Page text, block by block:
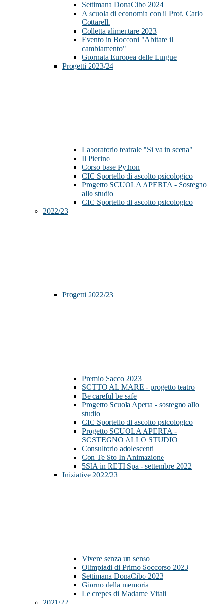
Settimana DonaCibo 2024
A scuola di economia con il Prof. Carlo
Cottarelli
Colletta alimentare 2023
Evento in Bocconi "Abitare il
cambiamento"
Giornata Europea delle Lingue
Progetti 2023/24
Laboratorio teatrale "Si va in scena"
Il Pierino
Corso base Python
CIC Sportello di ascolto psicologico
Progetto SCUOLA APERTA - Sostegno
allo studio
CIC Sportello di ascolto psicologico
2022/23
Progetti 2022/23
Premio Sacco 2023
SOTTO AL MARE - progetto teatro
Be careful be safe
Progetto Scuola Aperta - sostegno allo
studio
CIC Sportello di ascolto psicologico
Progetto SCUOLA APERTA -
SOSTEGNO ALLO STUDIO
Consultorio adolescenti
Con Te Sto In Animazione
5SIA in RETI Spa - settembre 2022
Iniziative 2022/23
Vivere senza un senso
Olimpiadi di Primo Soccorso 2023
Settimana DonaCibo 2023
Giorno della memoria
Le crepes di Madame Vitali